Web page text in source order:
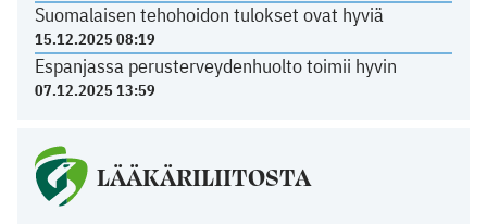
Suomalaisen tehohoidon tulokset ovat hyviä
15.12.2025 08:19
Espanjassa perusterveydenhuolto toimii hyvin
07.12.2025 13:59
LÄÄKÄRILIITOSTA